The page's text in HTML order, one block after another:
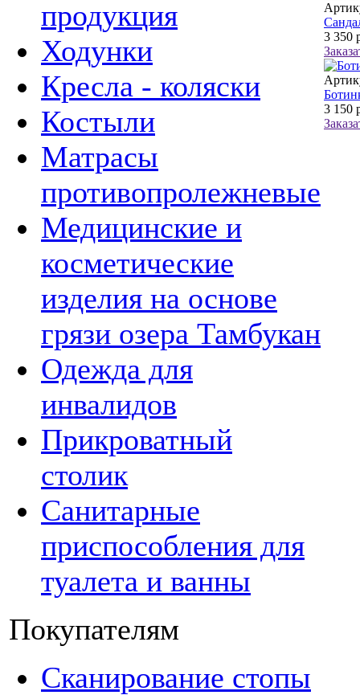
продукция
Ходунки
Кресла - коляски
Костыли
Матрасы
противопролежневые
Медицинские и
косметические
изделия на основе
грязи озера Тамбукан
Одежда для
инвалидов
Прикроватный
столик
Санитарные
приспособления для
туалета и ванны
Покупателям
Сканирование стопы
3 350
3 150